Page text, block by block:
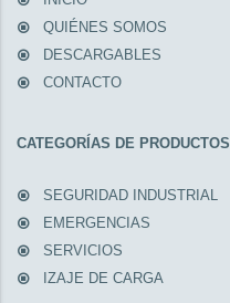
QUIÉNES SOMOS
DESCARGABLES
CONTACTO
CATEGORÍAS DE PRODUCTOS
SEGURIDAD INDUSTRIAL
EMERGENCIAS
SERVICIOS
IZAJE DE CARGA